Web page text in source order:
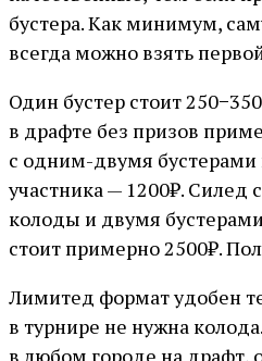
бустера. Как минимум,
всегда можно взять
Один бустер стоит
в драфте без призов
с одним-двумя бустерами
участника — 1200₽. Силед
колоды и двумя
стоит примерно 2500₽.
Лимитед формат удобен
в турнире не нужна